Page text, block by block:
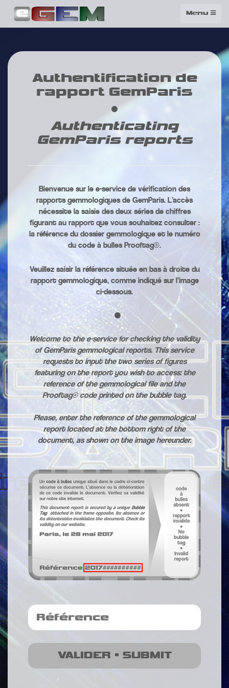
Menu
Authentification de
rapport GemParis
Authenticating
GemParis reports
Bienvenue sur le e-service de vérification des
rapports gemmologiques de GemParis. L’accès
nécessite la saisie des deux séries de chiffres
figurant au rapport que vous souhaitez consulter :
la référence du dossier gemmologique et le numéro
du code à bulles Prooftag©.
Veuillez saisir la référence située en bas à droite du
rapport gemmologique, comme indiqué sur l’image
ci-dessous.
Welcome to the e-service for checking the validity
of GemParis gemmological reports. This service
requests to input the two series of figures
featuring on the report you wish to access: the
reference of the gemmological file and the
Prooftag© code printed on the bubble tag.
Please, enter the reference of the gemmological
report located at the bottom right of the
document, as shown on the image hereunder.